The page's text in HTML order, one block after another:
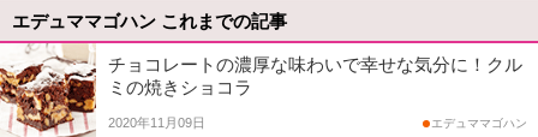
エデュママゴハン これまでの記事
チョコレートの濃厚な味わいで幸せな気分に！クル
ミの焼きショコラ
2020年11月09日 エデュママゴハン